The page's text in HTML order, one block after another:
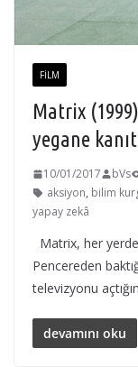
FILM
Matrix
yegane
10/01/2017 bVs
aksiyon, bilim
yapay zekâ
Matrix, her
Pencereden
televizyonu
devamını oku